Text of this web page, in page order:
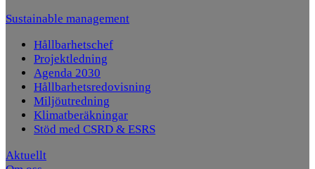
Sustainable management
Hållbarhetschef
Projektledning
Agenda 2030
Hållbarhetsredovisning
Miljöutredning
Klimatberäkningar
Stöd med CSRD & ESRS
Aktuellt